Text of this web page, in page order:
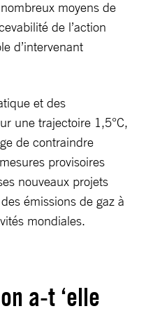
moyens de
de l’action
d’intervenant
et des
une trajectoire 1,5°C,
de contraindre
provisoires
nouveaux projets
émissions de gaz à
mondiales.
a-t ‘elle